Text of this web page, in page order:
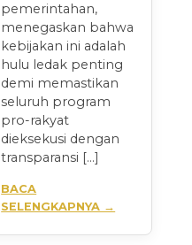
pemerintahan,
menegaskan bahwa
kebijakan ini adalah
hulu ledak penting
demi memastikan
seluruh program
pro-rakyat
dieksekusi dengan
transparansi […]
BACA
SELENGKAPNYA →